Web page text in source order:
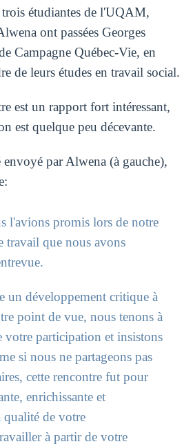
étudiantes de l'UQAM,
ont passées Georges
Campagne Québec-Vie, en
de leurs études en travail social.
est un rapport fort intéressant,
est quelque peu décevante.
par Alwena (à gauche),
l'avions promis lors de notre
travail que nous avons
un développement critique à
point de vue, nous tenons à
votre participation et insistons
si nous ne partageons pas
cette rencontre fut pour
enrichissante et
qualité de votre
à partir de votre